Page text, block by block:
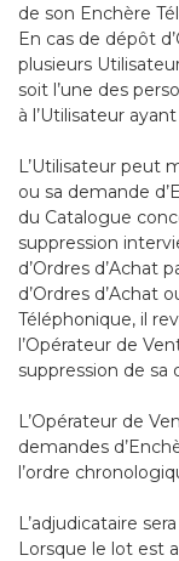
de son Enchère
En cas de dépôt
plusieurs
soit l’une des
à l’Utilisateur
L’Utilisateur peut
ou sa demande
du Catalogue
suppression
d’Ordres d’Achat
d’Ordres d’Achat
Téléphonique, il
l’Opérateur de
suppression de sa
L’Opérateur de
demandes
l’ordre
L’adjudicataire
Lorsque le lot est